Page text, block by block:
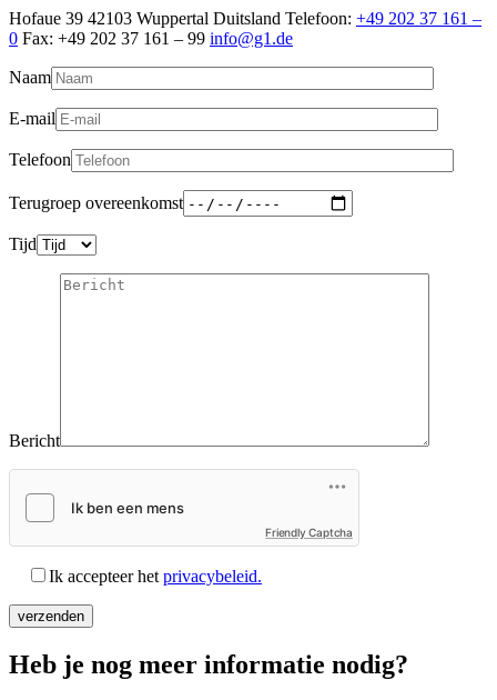
Hofaue 39 42103 Wuppertal Duitsland Telefoon: +49 202 37 161 –
0 Fax: +49 202 37 161 – 99 info@g1.de
Naam
E-mail
Telefoon
Terugroep overeenkomst
Tijd
Bericht
Friendly Captcha
Ik accepteer het privacybeleid.
Heb je nog meer informatie nodig?